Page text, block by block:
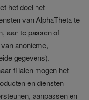
het doel het
van AlphaTheta te
aan te passen of
anonieme,
gegevens).
filialen mogen het
en diensten
aanpassen en